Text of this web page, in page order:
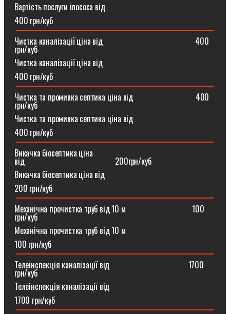
Вартість послуги ілососа від
400 грн/куб
Чистка каналізації ціна від ⠀⠀⠀⠀⠀⠀⠀⠀⠀⠀⠀⠀⠀⠀⠀400
грн/куб
Чистка каналізації ціна від
400 грн/куб
Чистка та промивка септика ціна від ⠀⠀⠀⠀⠀⠀⠀⠀⠀⠀400
грн/куб
Чистка та промивка септика ціна від
400 грн/куб
Викачка біосептика ціна
від⠀⠀⠀⠀⠀⠀⠀⠀⠀⠀⠀⠀⠀⠀⠀200грн/куб
Викачка біосептика ціна від
200 грн/куб
Механічна прочистка труб від 10 м⠀⠀⠀⠀⠀⠀⠀⠀⠀⠀⠀100
грн/куб
Механічна прочистка труб від 10 м
100 грн/куб
Телеінспекція каналізації від⠀⠀⠀⠀⠀⠀⠀⠀⠀⠀⠀⠀⠀1700
грн/куб
Телеінспекція каналізації від
1700 грн/куб